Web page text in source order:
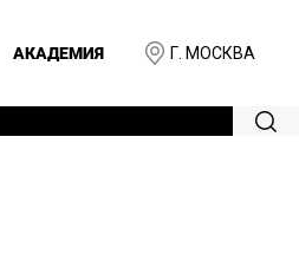
Г. МОСКВА
АКАДЕМИЯ